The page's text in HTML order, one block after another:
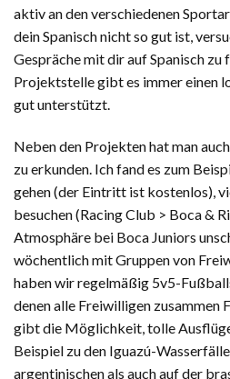
aktiv an den verschiedenen
dein Spanisch nicht so gut ist,
Gespräche mit dir auf Spanisch zu
Projektstelle gibt es immer einen
gut unterstützt.
Neben den Projekten hat man
zu erkunden. Ich fand es zum
gehen (der Eintritt ist kostenlos),
besuchen (Racing Club > Boca &
Atmosphäre bei Boca Juniors
wöchentlich mit Gruppen von
haben wir regelmäßig 5v5-
denen alle Freiwilligen zusammen
gibt die Möglichkeit, tolle
Beispiel zu den Iguazú-
argentinischen als auch auf der